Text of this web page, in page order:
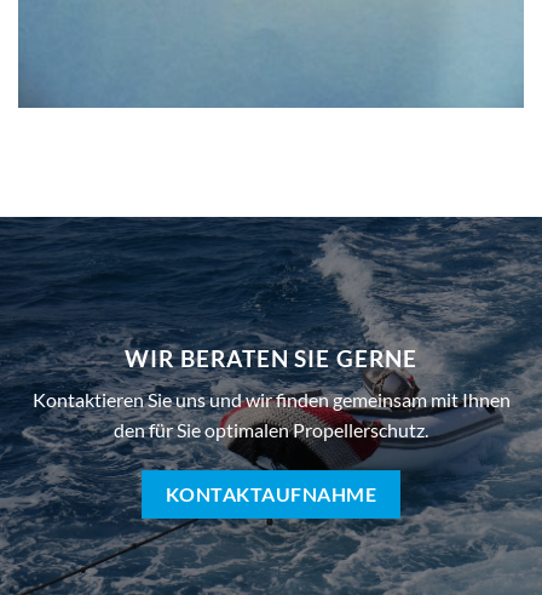
WIR BERATEN SIE GERNE
Kontaktieren Sie uns und wir finden gemeinsam mit Ihnen
den für Sie optimalen Propellerschutz.
KONTAKTAUFNAHME